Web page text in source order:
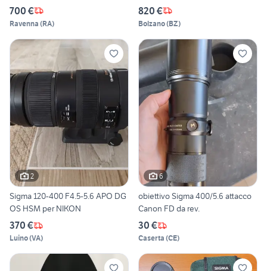
700 €
Ravenna (RA)
820 €
Bolzano(BZ)
2
Sigma 120-400 F4.5-5.6 APO DG
OS HSM per NIKON
370 €
Luino(VA)
6
obiettivo Sigma 400/5.6 attacco
Canon FD da rev.
30 €
Caserta (CE)